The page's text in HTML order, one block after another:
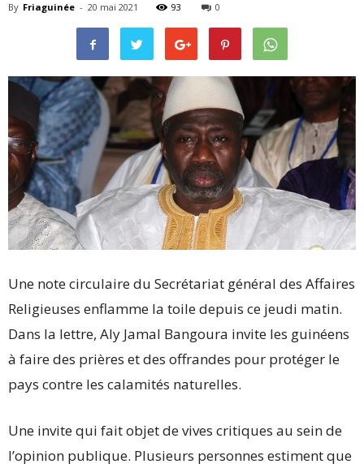
By Friaguinée - 20 mai 2021 93 0
Une note circulaire du Secrétariat général des Affaires
Religieuses enflamme la toile depuis ce jeudi matin.
Dans la lettre, Aly Jamal Bangoura invite les guinéens
à faire des prières et des offrandes pour protéger le
pays contre les calamités naturelles.
Une invite qui fait objet de vives critiques au sein de
l’opinion publique. Plusieurs personnes estiment que